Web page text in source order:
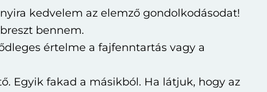
kedvelem az elemző gondolkodásodat!
bennem.
értelme a fajfenntartás vagy a
Egyik fakad a másikból. Ha látjuk, hogy az